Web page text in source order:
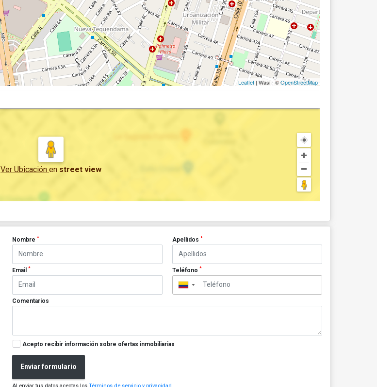
Leaflet | Wasi - ©OpenStreetMap
Ver Ubicación en street view
Nombre* Apellidos *
Email* Teléfono *
▼
Comentarios
Acepto recibir información sobre ofertas inmobiliarias
Enviar formulario
Al enviar tus datos aceptas losTérminos de servicio y privacidad